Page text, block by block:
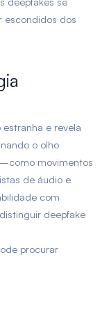
escondidos dos
e revela
o olho
movimentos
de áudio e
com
deepfake
procurar